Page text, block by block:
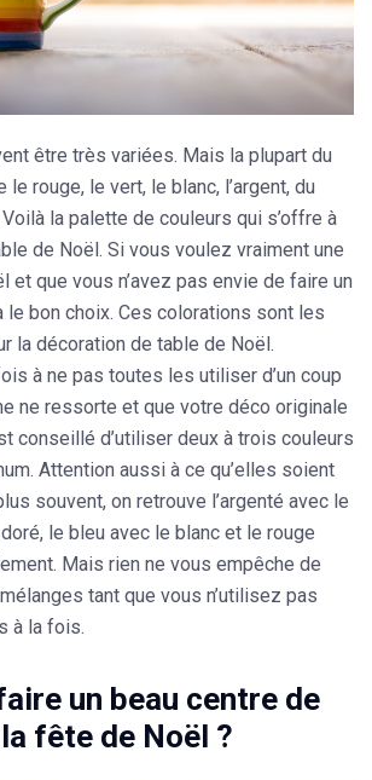
être très variées. Mais la plupart du
rouge, le vert, le blanc, l’argent, du
la palette de couleurs qui s’offre à
de Noël. Si vous voulez vraiment une
et que vous n’avez pas envie de faire un
le bon choix. Ces colorations sont les
la décoration de table de Noël.
à ne pas toutes les utiliser d’un coup
ne ressorte et que votre déco originale
conseillé d’utiliser deux à trois couleurs
Attention aussi à ce qu’elles soient
souvent, on retrouve l’argenté avec le
le bleu avec le blanc et le rouge
Mais rien ne vous empêche de
tant que vous n’utilisez pas
à la fois.
un beau centre de
fête de Noël ?